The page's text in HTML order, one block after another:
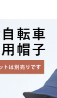
会員登録